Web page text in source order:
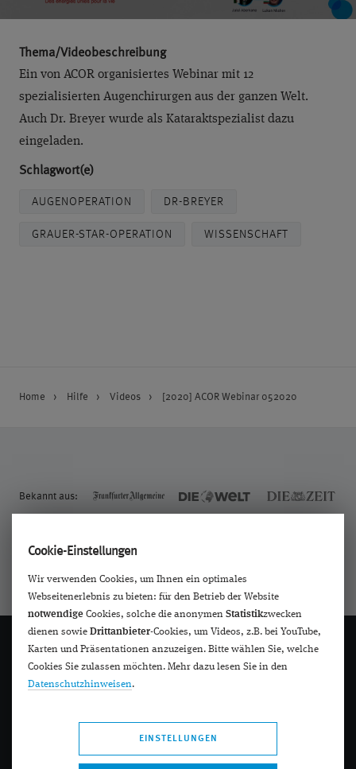
Thema/Videobeschreibung
Ein von ACOR organisiertes Webinar mit 12
spezialisierten Augenchirurgen aus der ganzen Welt.
Auch Dr. Breyer wurde als Kataraktspezialist dazu
eingeladen.
Schlagwort(e)
AUGENOPERATION DR-BREYER
GRAUER-STAR-OPERATION WISSENSCHAFT
Home Hilfe Videos [2020] ACOR Webinar 052020
Bekannt aus:
Erkrankungen Standorte
Cookie-Einstellungen
Wir verwenden Cookies, um Ihnen ein optimales
Webseitenerlebnis zu bieten: für den Betrieb der Website
notwendige Cookies, solche die anonymen Statistikzwecken
dienen sowie Drittanbieter-Cookies, um Videos, z.B. bei YouTube,
Karten und Präsentationen anzuzeigen. Bitte wählen Sie, welche
Cookies Sie zulassen möchten. Mehr dazu lesen Sie in den
Datenschutzhinweisen.
EINSTELLUNGEN